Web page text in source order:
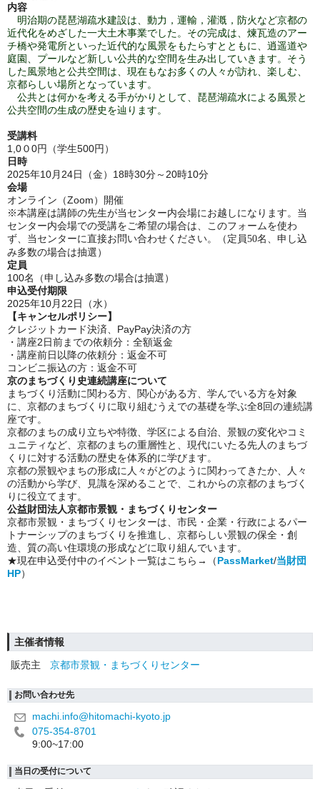
内容
明治期の琵琶湖疏水建設は、動力，運輸，灌漑，防火など京都の
近代化をめざした一大土木事業でした。 その完成は、煉瓦造のアー
チ橋や発電所といった近代的な風景をもたらすとともに、逍遥道や
庭園、プールなど新しい公共的な空間を生み出していきます。 そう
した風景地と公共空間は、現在もなお多くの人々が訪れ、楽しむ、
京都らしい場所となっています。
公共とは何かを考える手がかりとして、琵琶湖疏水による風景と
公共空間の生成の歴史を辿ります。
受講料
1,0０0円（学生500円）
日時
2025年10月24日（金）18時30分～20時10分
会場
オンライン（Zoom）開催
※本講座は講師の先生が当センター内会場にお越しになります。 当
センター内会場での受講をご希望の場合は、このフォームを使わ
ず、当センターに直接お問い合わせください。
（定員50名、申し込
み多数の場合は抽選）
定員
100名（申し込み多数の場合は抽選）
申込受付期限
2025年10月22日（水）
【キャンセルポリシー】
クレジットカード決済、PayPay決済の方
・講座2日前までの依頼分：全額返金
・講座前日以降の依頼分：返金不可
コンビニ振込の方：返金不可
京のまちづくり史連続講座について
まちづくり活動に関わる方、関心がある方、学んでいる方を対象
に、京都のまちづくりに取り組むうえでの基礎を学ぶ全8回の連続講
座です。
京都のまちの成り立ちや特徴、学区による自治、景観の変化やコミ
ュニティなど、京都のまちの重層性と、現代にいたる先人のまちづ
くりに対する活動の歴史を体系的に学びます。
京都の景観やまちの形成に人々がどのように関わってきたか、人々
の活動から学び、見識を深めることで、これからの京都のまちづく
りに役立てます。
公益財団法人京都市景観・まちづくりセンター
京都市景観・まちづくりセンターは、市民・企業・行政によるパー
トナーシップのまちづくりを推進し、京都らしい景観の保全・創
造、質の高い住環境の形成などに取り組んでいます。
★現在申込受付中のイベント一覧はこちら→（PassMarket/当財団
HP）
主催者情報
販売主
京都市景観・まちづくりセンター
お問い合わせ先
machi.info@hitomachi-kyoto.jp
075-354-8701
9:00~17:00
当日の受付について